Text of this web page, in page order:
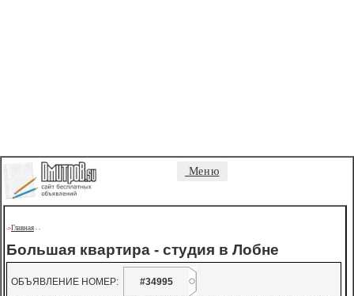
Меню
->Главная - -
Большая квартира - студия в Лобне
ОБЪЯВЛЕНИЕ НОМЕР:
#34995